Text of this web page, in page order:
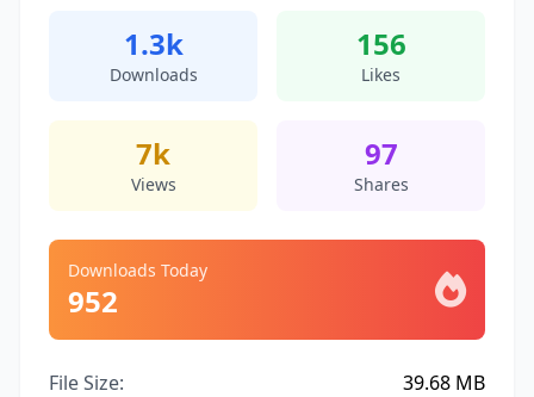
1.3k
Downloads
156
Likes
7k
Views
97
Shares
Downloads Today
952
File Size:
39.68 MB